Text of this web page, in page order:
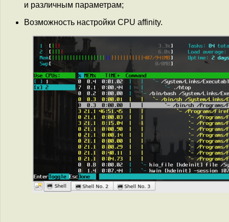
и различным параметрам;
Возможность настройки CPU affinity.